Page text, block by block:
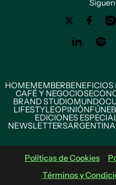
HOMEMEMBERBENEFICIOS
CAFÉ Y NEGOCIOS
BRAND STUDIOMUNDO
LIFESTYLEOPINIÓN
EDICIONES
NEWSLETTERSARGENTINA
Políticas de Cookies
Términos y